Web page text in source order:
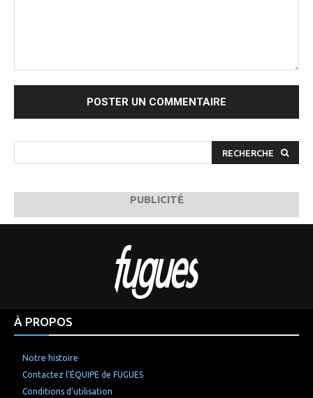
RECHERCHE
PUBLICITÉ
À PROPOS
Notre histoire
Contactez l’ÉQUIPE de FUGUES
Conditions d’utilisation